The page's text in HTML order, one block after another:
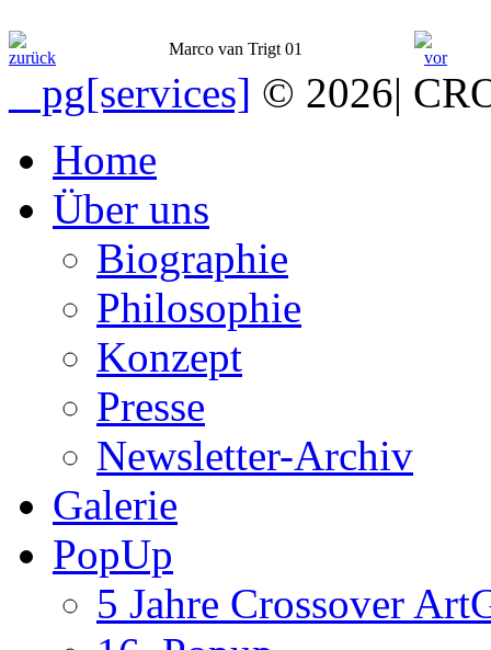
Marco van Trigt 01
_ pg[services] © 2026|
Home
Über uns
Biographie
Philosophie
Konzept
Presse
Newsletter-Archiv
Galerie
PopUp
5 Jahre Crossover